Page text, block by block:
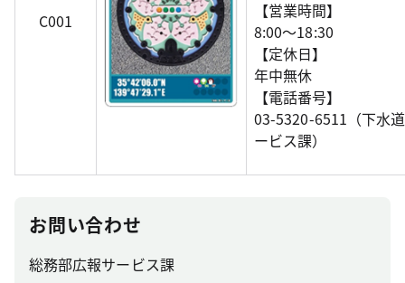
C001
【営業時間】
8:00～18:30
【定休日】
年中無休
【電話番号】
03-5320-6511（下水
ービス課）
お問い合わせ
総務部広報サービス課